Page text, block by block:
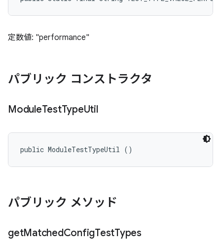
定数値: "performance"
パブリック コンストラクタ
ModuleTestTypeUtil
public ModuleTestTypeUtil ()
パブリック メソッド
getMatchedConfigTestTypes